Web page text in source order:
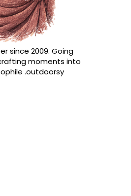
since 2009. Going
moments into
.outdoorsy